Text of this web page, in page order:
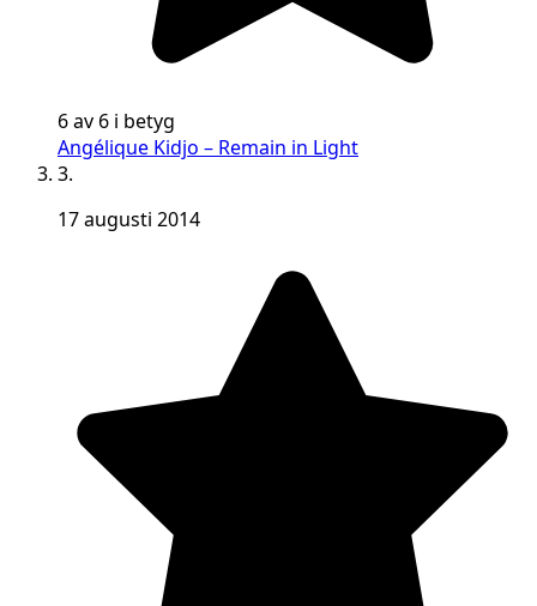
6 av 6 i betyg
Angélique Kidjo – Remain in Light
3.
17 augusti 2014